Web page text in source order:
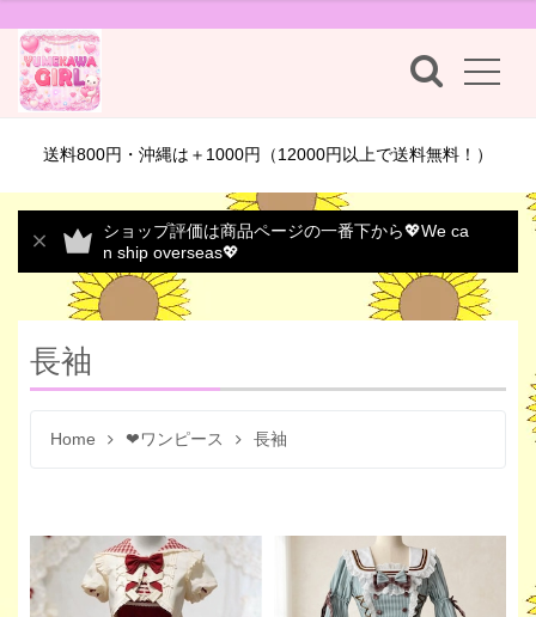
送料800円・沖縄は＋1000円（12000円以上で送料無料！）
ショップ評価は商品ページの一番下から💖We ca
n ship overseas💖
長袖
Home ❤ワンピース 長袖